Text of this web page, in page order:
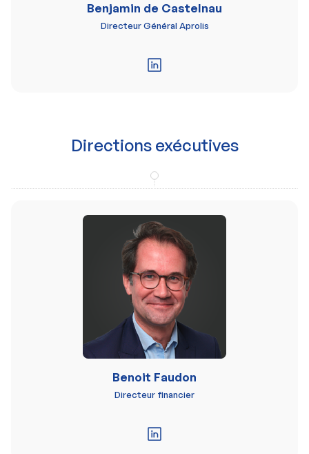
Benjamin de Castelnau
Directeur Général Aprolis
Directions exécutives
Benoit Faudon
Directeur financier